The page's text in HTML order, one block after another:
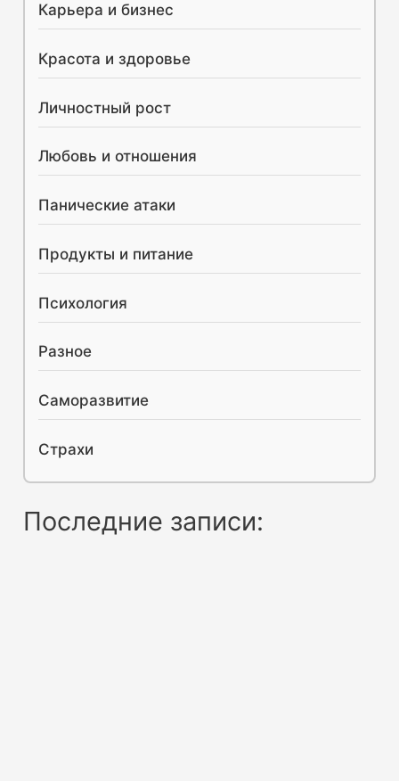
Карьера и бизнес
Красота и здоровье
Личностный рост
Любовь и отношения
Панические атаки
Продукты и питание
Психология
Разное
Саморазвитие
Страхи
Последние записи: